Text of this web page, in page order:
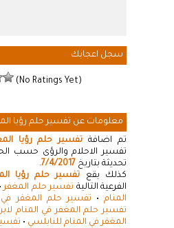
سجل اعجابك
(No Ratings Yet)
معلومات عن تفسير حلم رؤيا
تم اضافة تفسير حلم رؤيا
تفسير الاحلام والرؤى حسب
تحديثة بتاريخ 7/4/2017
.
كذلك يقع تفسير حلم رؤيا
الفرعية التالية تفسير حلم المغفر•
المنام• تفسير حلم المغفر في
تفسير حلم المغفر في المنام
المغفر في المنام للنابلسي •